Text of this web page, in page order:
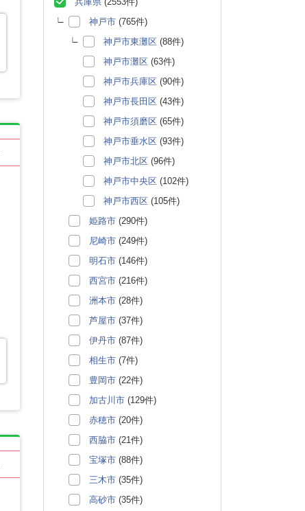
神戸市 (765件)
神戸市東灘区 (88件)
神戸市灘区 (63件)
神戸市兵庫区 (90件)
神戸市長田区 (43件)
神戸市須磨区 (65件)
神戸市垂水区 (93件)
神戸市北区 (96件)
神戸市中央区 (102件)
神戸市西区 (105件)
姫路市 (290件)
尼崎市 (249件)
明石市 (146件)
西宮市 (216件)
洲本市 (28件)
芦屋市 (37件)
伊丹市 (87件)
相生市 (7件)
豊岡市 (22件)
加古川市 (129件)
赤穂市 (20件)
西脇市 (21件)
宝塚市 (88件)
三木市 (35件)
高砂市 (35件)